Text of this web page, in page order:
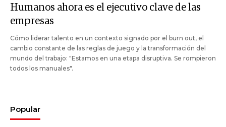
Humanos ahora es el ejecutivo clave de las
empresas
Cómo liderar talento en un contexto signado por el burn out, el
cambio constante de las reglas de juego y la transformación del
mundo del trabajo: "Estamos en una etapa disruptiva. Se rompieron
todos los manuales".
Popular